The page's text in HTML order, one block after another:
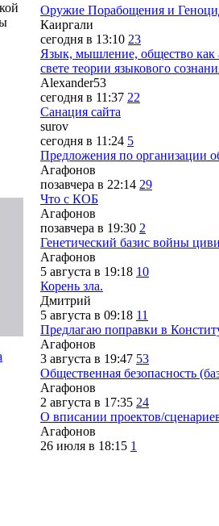
Оружие Порабощения и
Каиргали
сегодня в 13:10 23
Язык, мышление, общество как
свете теории языкового
Alexander53
сегодня в 11:37 22
Санация сайта
surov
сегодня в 11:24 5
Предложения по организации
Агафонов
позавчера в 22:14 29
Что с КОБ
Агафонов
позавчера в 19:30 2
Генетический базис войны
Агафонов
5 августа в 19:18 10
Корень зла.
Дмитрий
5 августа в 09:18 11
Предлагаю поправки в
Агафонов
3 августа в 19:47 53
Общественная безопасность
Агафонов
2 августа в 17:35 24
О вписании проектов/
Агафонов
26 июля в 18:15 1